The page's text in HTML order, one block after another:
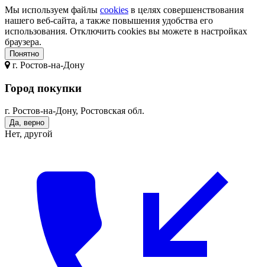
Мы используем файлы cookies в целях совершенствования
нашего веб-сайта, а также повышения удобства его
использования. Отключить cookies вы можете в настройках
браузера.
Понятно
г. Ростов-на-Дону
Город покупки
г. Ростов-на-Дону, Ростовская обл.
Да, верно
Нет, другой